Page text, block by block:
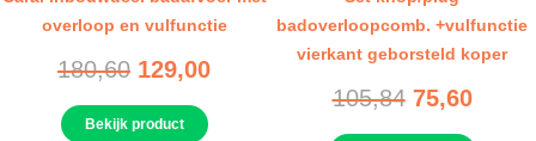
overloop en vulfunctie
180,60 129,00
Bekijk product
badoverloopcomb. +vulfunctie
vierkant geborsteld koper
105,84 75,60